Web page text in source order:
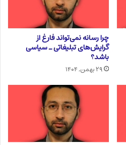
چرا رسانه نمی‌تواند فارغ از
گرایش‌های تبلیغاتی ـ سیاسی
باشد؟
۲۹ بهمن, ۱۴۰۴